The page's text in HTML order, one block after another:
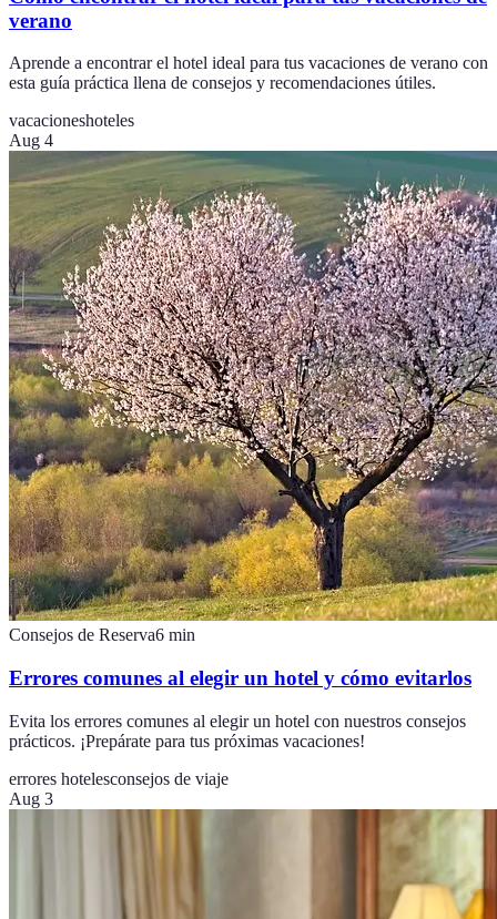
verano
Aprende a encontrar el hotel ideal para tus vacaciones de verano con
esta guía práctica llena de consejos y recomendaciones útiles.
vacacioneshoteles
Aug 4
Consejos de Reserva6 min
Errores comunes al elegir un hotel y cómo evitarlos
Evita los errores comunes al elegir un hotel con nuestros consejos
prácticos. ¡Prepárate para tus próximas vacaciones!
errores hotelesconsejos de viaje
Aug 3